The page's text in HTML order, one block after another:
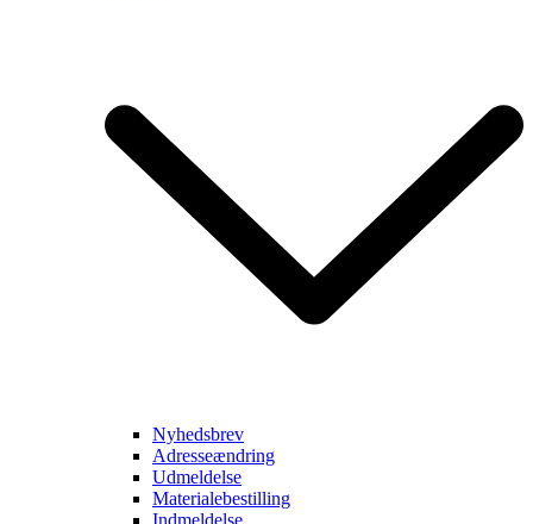
Nyhedsbrev
Adresseændring
Udmeldelse
Materialebestilling
Indmeldelse